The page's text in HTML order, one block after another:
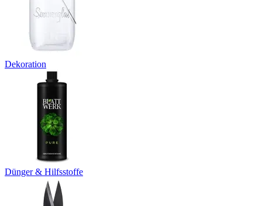
Dekoration
Dünger & Hilfsstoffe